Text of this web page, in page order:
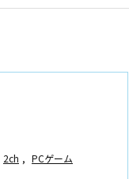

2ch , PCゲーム